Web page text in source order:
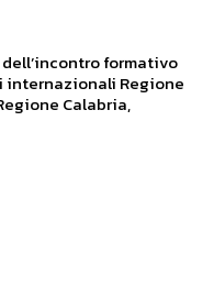
formativo
internazionali Regione
Calabria,